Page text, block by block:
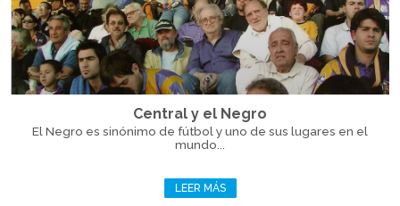
Central y el Negro
El Negro es sinónimo de fútbol y uno de sus lugares en el
mundo...
LEER MÁS